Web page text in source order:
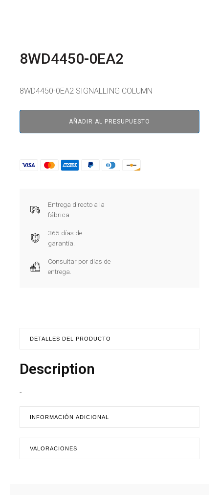
8WD4450-0EA2
8WD4450-0EA2 SIGNALLING COLUMN
AÑADIR AL PRESUPUESTO
Entrega directo a la
fábrica
365 días de
garantía.
Consultar por días de
entrega.
DETALLES DEL PRODUCTO
Description
-
INFORMACIÓN ADICIONAL
VALORACIONES